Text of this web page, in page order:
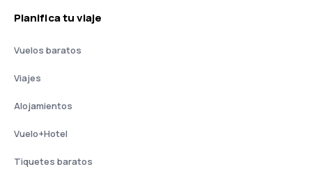
Planifica tu viaje
Vuelos baratos
Viajes
Alojamientos
Vuelo+Hotel
Tiquetes baratos